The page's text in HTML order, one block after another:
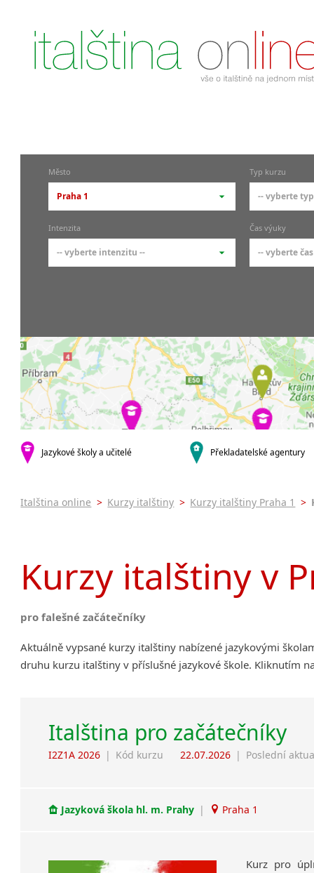
Město
Praha 1
-- vyberte město --
pražské městské části
Praha 7
Praha 9
Praha 10
krajská města
Brno
Plzeň
malá města podle abecedy
Typ kurzu
-- vyberte
-- vyberte
kurzy s
Online
Letní
Intenzita
-- vyberte intenzitu --
9-14 hodin týdně
20 a více hodin týdně
Čas výuky
-- vyberte
Večerní
Noční
Jazykové školy a učitelé Překladatelské agentury
Italština online > Kurzy italštiny > Kurzy italštiny Praha 1 >
Kurzy italštiny v
pro falešné začátečníky
Aktuálně vypsané kurzy italštiny nabízené jazykovými
druhu kurzu italštiny v příslušné jazykové škole. Kliknutím
Italština pro začátečníky
I2Z1A 2026 | Kód kurzu 22.07.2026 | Poslední
Jazyková škola hl. m. Prahy | Praha 1
Kurz pro